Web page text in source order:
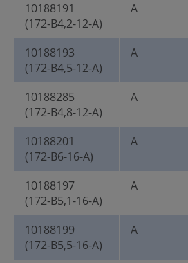
10188191
(172-B4,2-12-A)
A
10188193
(172-B4,5-12-A)
A
10188285
(172-B4,8-12-A)
A
10188201
(172-B6-16-A)
A
10188197
(172-B5,1-16-A)
A
10188199
(172-B5,5-16-A)
A